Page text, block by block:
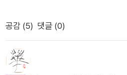
책, 이전 시대의 책들은 광장에서
년과 1945년 이탈리아에서 벌어진
배한 독일에서도 이런 일이 벌어졌
나라에서 자행되고 있는데, 유감스럽
으로 싸웠던 소련도 이런 국가에 포
생존해야 할 가치가 있는 것이었다.
숙해져 버린 형체, 교수대로 향하는
된다. 비르케나우 화장터의 소각로
죄명이다.시체들을 끌어내는 일, 시
들을 소각로에 넣는 일 등을 담당한
직행이었던 선택이라 불리던 ‘셀렉
가서는 비교적 안락한 화학실험실에
과학자 특유의 사유와 냉철하게 주
정을 통해 성숙하게 되었다. 한편 저
론에 도달하게 된, 이 세상에 대한
가는 이러한 절도 행위나 배신에 대
는다. 다만 이렇게 쓰고 있을 뿐이다
름'이라는 단어가 수용소에서 어떤
라고 여러분에게 권하고 싶다. 우리
생각하게 되는 가보다. 그리고 ‘아무
다.’ 죽은 자들은 그 시대를 증거할
살아남은 자만이 죽은 자를 대신해
자들의 영혼을 대신해 증언하기 위
그는 생을 마감한다. 아우슈비츠에서
다. 나는 프리모 레비와 마찬가지로
시 한번 생각해보았다.이 책은 널리
지옥같다던 아우슈비츠 수용소에
출신의 유대인이자 화학자이며 작가
구분되는 특성에 대한 이야기이기
철학자들 사이에서 도대체 인간이 무
승’이라고 정의했고 이에 디오게네
공감 (5) 댓글 (0)